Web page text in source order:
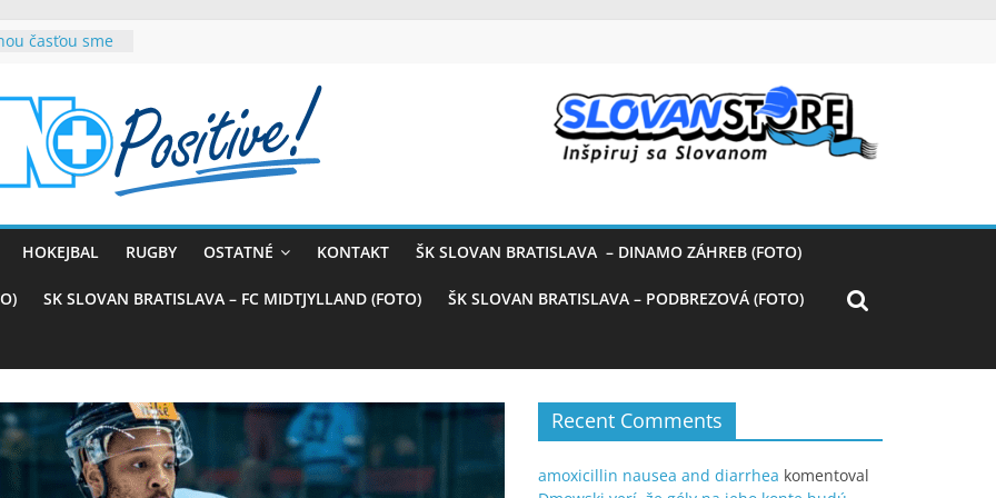
časťou sme
tímového
prvenstvo
nad
HOKEJBAL RUGBY OSTATNÉ KONTAKT ŠK SLOVAN BRATISLAVA – DINAMO ZÁHREB (FOTO)
SK SLOVAN BRATISLAVA – FC MIDTJYLLAND (FOTO) ŠK SLOVAN BRATISLAVA – PODBREZOVÁ (FOTO)
Recent Comments
amoxicillin nausea and diarrhea komentoval